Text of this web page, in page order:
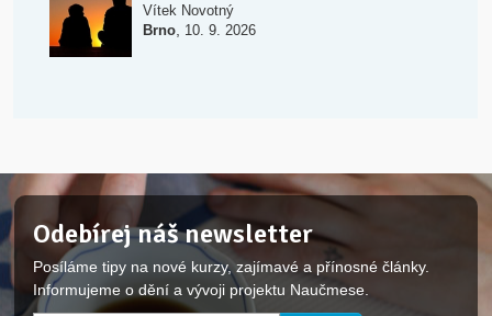
Vítek Novotný
Brno, 10. 9. 2026
Odebírej náš newsletter
Posíláme tipy na nové kurzy, zajímavé a přínosné články.
Informujeme o dění a vývoji projektu Naučmese.